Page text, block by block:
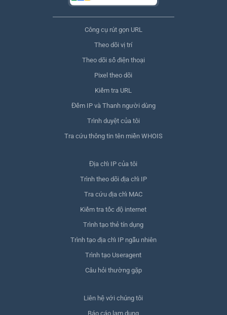
Công cụ rút gọn URL
Theo dõi vị trí
Theo dõi số điện thoại
Pixel theo dõi
Kiểm tra URL
Đếm IP và Thanh người dùng
Trình duyệt của tôi
Tra cứu thông tin tên miền WHOIS
Địa chỉ IP của tôi
Trình theo dõi địa chỉ IP
Tra cứu địa chỉ MAC
Kiểm tra tốc độ internet
Trình tạo thẻ tín dụng
Trình tạo địa chỉ IP ngẫu nhiên
Trình tạo Useragent
Câu hỏi thường gặp
Liên hệ với chúng tôi
Báo cáo lạm dụng